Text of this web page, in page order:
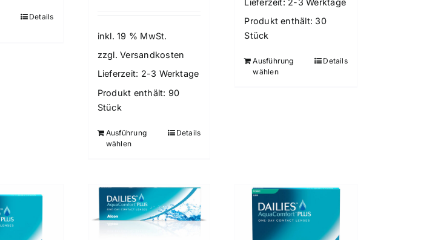
Details
inkl. 19 % MwSt.
zzgl.Versandkosten
Lieferzeit: 2-3 Werktage
Produkt enthält: 90
Stück
Ausführung
wählen
Details
Produkt enthält: 30
Stück
Ausführung
wählen
Details